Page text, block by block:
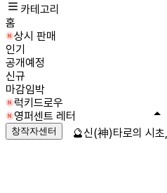
카테고리
홈
상시 판매
인기
공개예정
신규
마감임박
럭키드로우
영퍼센트 레터
창작자센터 🔮신(神)타로의 시초